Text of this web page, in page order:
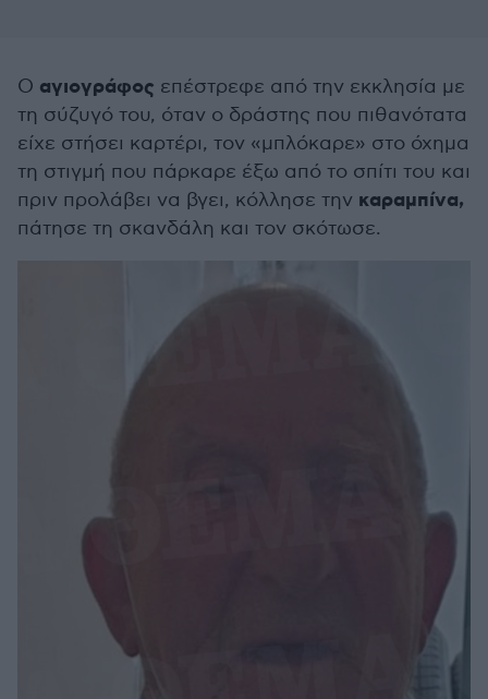
Ο αγιογράφος επέστρεφε από την εκκλησία με
τη σύζυγό του, όταν ο δράστης που πιθανότατα
είχε στήσει καρτέρι, τον «μπλόκαρε» στο όχημα
τη στιγμή που πάρκαρε έξω από το σπίτι του και
πριν προλάβει να βγει, κόλλησε την καραμπίνα,
πάτησε τη σκανδάλη και τον σκότωσε.